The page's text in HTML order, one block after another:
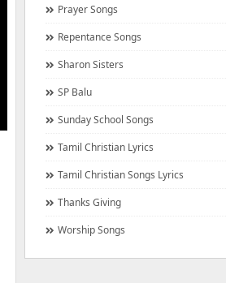
Prayer Songs
Repentance Songs
Sharon Sisters
SP Balu
Sunday School Songs
Tamil Christian Lyrics
Tamil Christian Songs Lyrics
Thanks Giving
Worship Songs